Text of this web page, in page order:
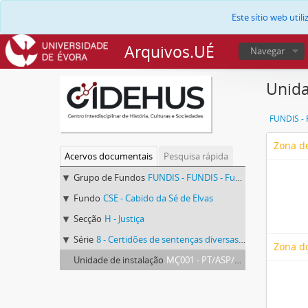
Este sítio web
Arquivos.UÉ Navegar
Acervos documentais
Pesquisa rápida
Grupo de Fundos FUNDIS - FUNDIS - Fundos Documentais de Instituições do Sul
Fundo CSE - Cabido da Sé de Elvas
Secção H - Justiça
Série 8 - Certidões de sentenças diversas dadas por petição
Unidade de instalação MÇ001 - PT/ASP/CSE/H/008/Mç001
Zona
Zona